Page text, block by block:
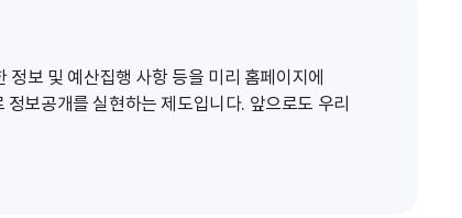
보 및 예산집행 사항 등을 미리 홈페이지에
보공개를 실현하는 제도입니다. 앞으로도 우리